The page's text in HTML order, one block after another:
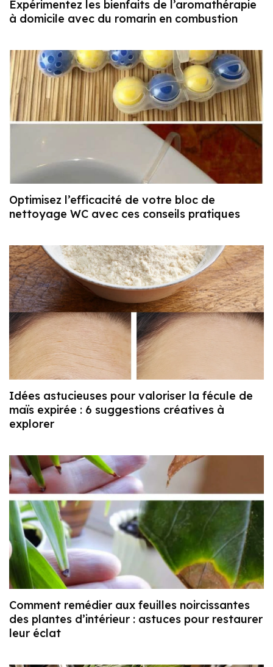
Expérimentez les bienfaits de l’aromathérapie
à domicile avec du romarin en combustion
Optimisez l’efficacité de votre bloc de
nettoyage WC avec ces conseils pratiques
Idées astucieuses pour valoriser la fécule de
maïs expirée : 6 suggestions créatives à
explorer
Comment remédier aux feuilles noircissantes
des plantes d’intérieur : astuces pour restaurer
leur éclat